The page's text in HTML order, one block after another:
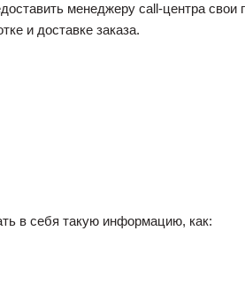
менеджеру call-центра
и доставке заказа.
в себя такую информацию, как: